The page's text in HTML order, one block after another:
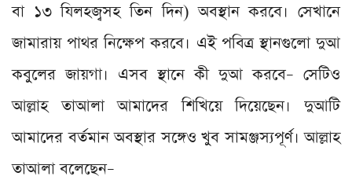
বা ১৩ যিলহজ্বসহ তিন দিন) অবস্থান করবে। সেখানে
জামারায় পাথর নিক্ষেপ করবে। এই পবিত্র স্থানগুলো দুআ
কবুলের জায়গা। এসব স্থানে কী দুআ করবে– সেটিও
আল্লাহ তাআলা আমাদের শিখিয়ে দিয়েছেন। দুআটি
আমাদের বর্তমান অবস্থার সঙ্গেও খুব সামঞ্জস্যপূর্ণ। আল্লাহ
তাআলা বলেছেন–